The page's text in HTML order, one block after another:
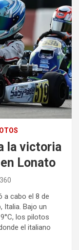
la victoria
Lonato
a cabo el 8 de
Italia. Bajo un
los pilotos
el italiano